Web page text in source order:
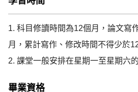
1. 科目修讀時間為12個月，論文寫
月，累計寫作、修改時間不得少於
2. 課堂一般安排在星期一至星期六
畢業資格